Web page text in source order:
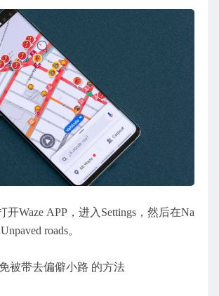
开Waze APP，进入Settings，然后在Na
roads。
被带去偏僻小路 的方法